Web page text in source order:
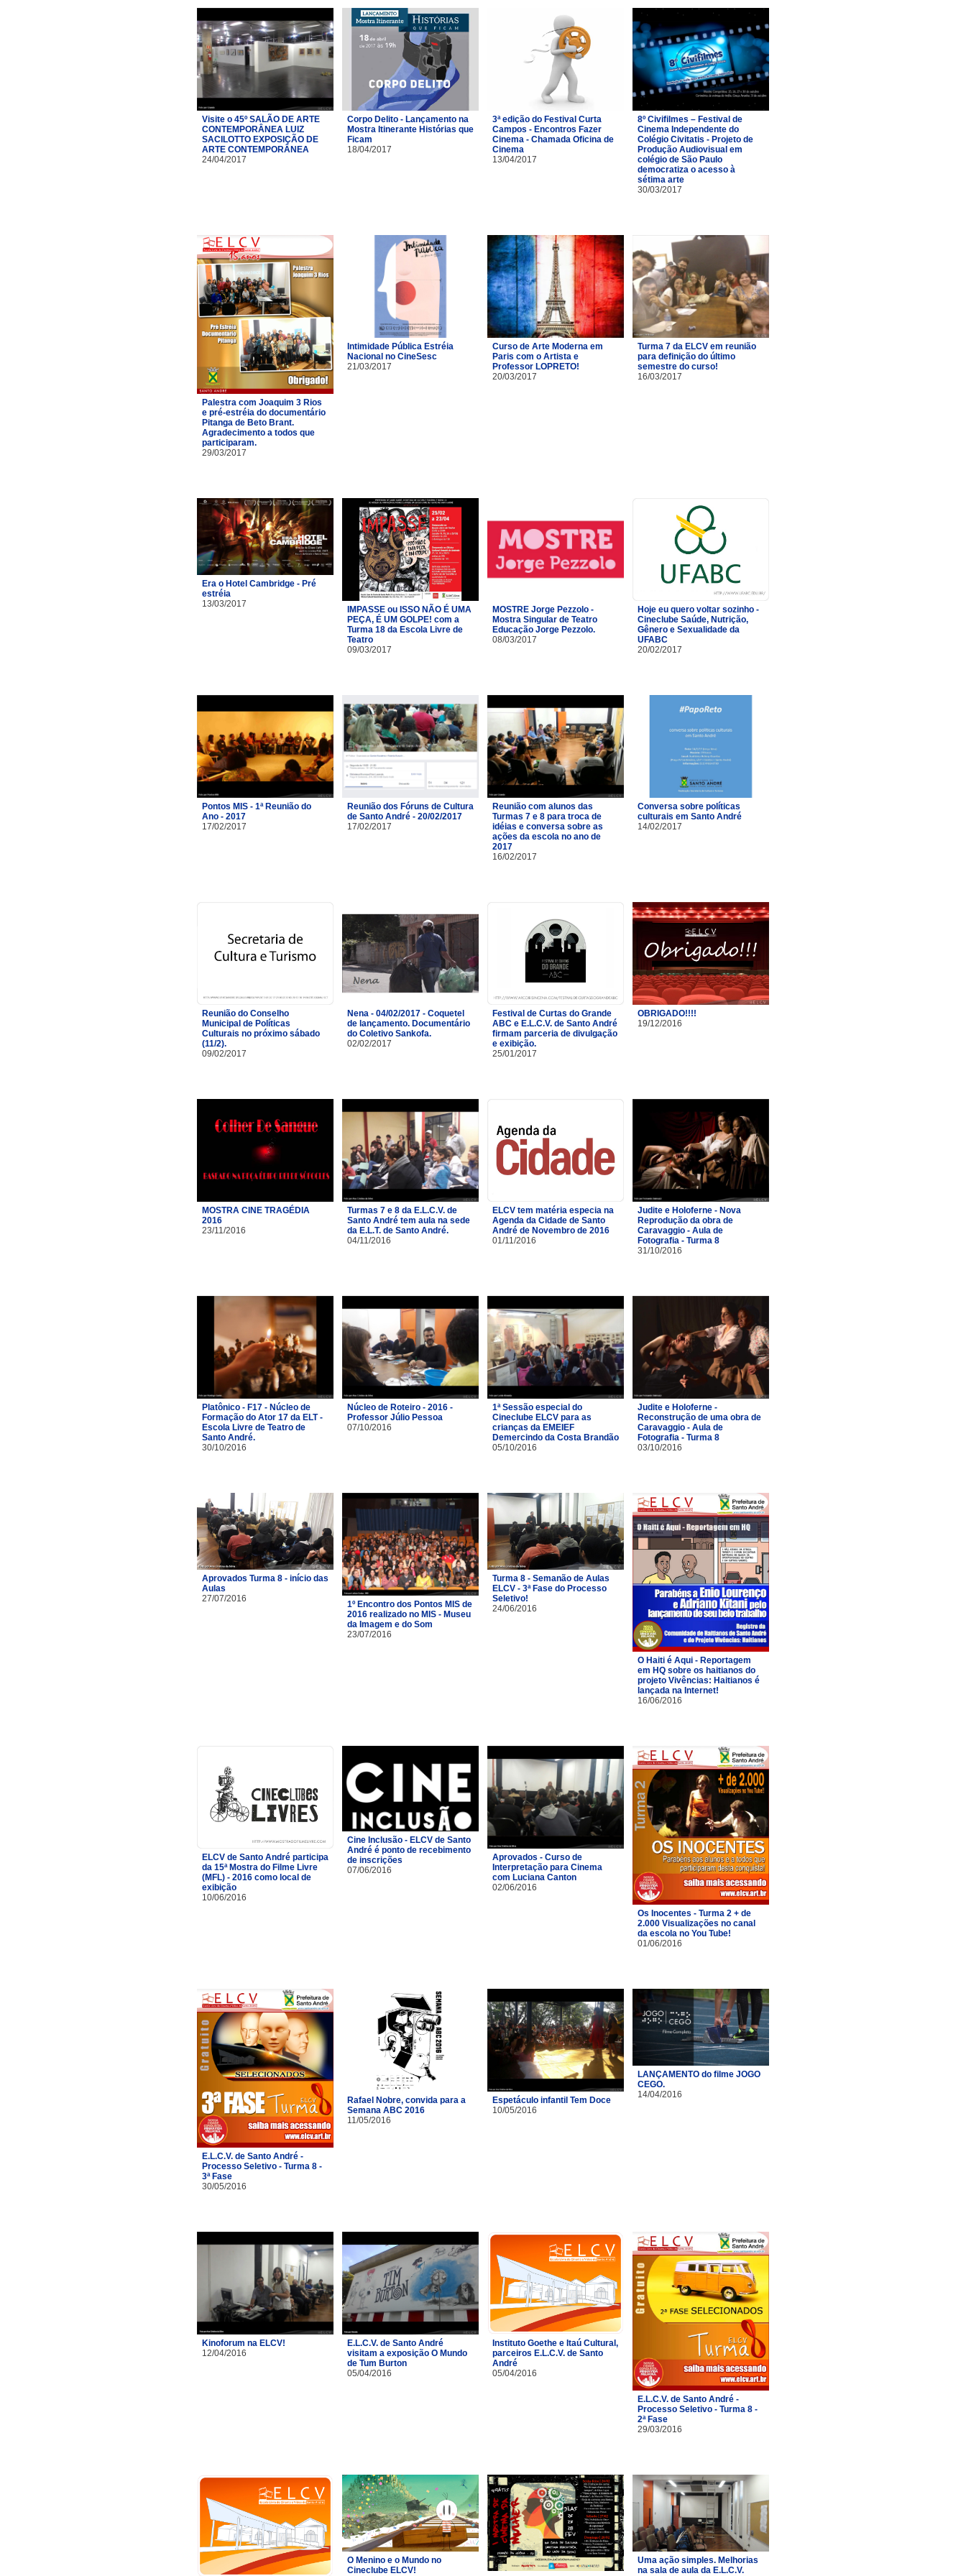
Visite o 45º SALÃO DE ARTE
CONTEMPORÂNEA LUIZ
SACILOTTO EXPOSIÇÃO DE
ARTE CONTEMPORÂNEA
24/04/2017
Corpo Delito - Lançamento na
Mostra Itinerante Histórias que
Ficam
18/04/2017
3ª edição do Festival Curta
Campos - Encontros Fazer
Cinema - Chamada Oficina de
Cinema
13/04/2017
8º Civifilmes – Festival de
Cinema Independente do
Colégio Civitatis - Projeto de
Produção Audiovisual em
colégio de São Paulo
democratiza o acesso à
sétima arte
30/03/2017
Palestra com Joaquim 3 Rios
e pré-estréia do documentário
Pitanga de Beto Brant.
Agradecimento a todos que
participaram.
29/03/2017
Intimidade Pública Estréia
Nacional no CineSesc
21/03/2017
Curso de Arte Moderna em
Paris com o Artista e
Professor LOPRETO!
20/03/2017
Turma 7 da ELCV em reunião
para definição do último
semestre do curso!
16/03/2017
Era o Hotel Cambridge - Pré
estréia
13/03/2017
IMPASSE ou ISSO NÃO É UMA
PEÇA, É UM GOLPE! com a
Turma 18 da Escola Livre de
Teatro​
09/03/2017
MOSTRE Jorge Pezzolo -
Mostra Singular de Teatro
Educação Jorge Pezzolo.
08/03/2017
Hoje eu quero voltar sozinho -
Cineclube Saúde, Nutrição,
Gênero e Sexualidade da
UFABC
20/02/2017
Pontos MIS - 1ª Reunião do
Ano - 2017
17/02/2017
Reunião dos Fóruns de Cultura
de Santo André - 20/02/2017
17/02/2017
Reunião com alunos das
Turmas 7 e 8 para troca de
idéias e conversa sobre as
ações da escola no ano de
2017
16/02/2017
Conversa sobre políticas
culturais em Santo André
14/02/2017
Reunião do Conselho
Municipal de Políticas
Culturais no próximo sábado
(11/2).
09/02/2017
Nena - 04/02/2017 - Coquetel
de lançamento. Documentário
do Coletivo Sankofa.
02/02/2017
Festival de Curtas do Grande
ABC e E.L.C.V. de Santo André
firmam parceria de divulgação
e exibição.
25/01/2017
OBRIGADO!!!!
19/12/2016
MOSTRA CINE TRAGÉDIA
2016
23/11/2016
Turmas 7 e 8 da E.L.C.V. de
Santo André tem aula na sede
da E.L.T. de Santo André.
04/11/2016
ELCV tem matéria especia na
Agenda da Cidade de Santo
André de Novembro de 2016
01/11/2016
Judite e Holoferne - Nova
Reprodução da obra de
Caravaggio - Aula de
Fotografia - Turma 8
31/10/2016
Platônico - F17 - Núcleo de
Formação do Ator 17 da ELT -
Escola Livre de Teatro de
Santo André.
30/10/2016
Núcleo de Roteiro - 2016 -
Professor Júlio Pessoa
07/10/2016
1ª Sessão especial do
Cineclube ELCV para as
crianças da EMEIEF
Demercindo da Costa Brandão
05/10/2016
Judite e Holoferne -
Reconstrução de uma obra de
Caravaggio - Aula de
Fotografia - Turma 8
03/10/2016
Aprovados Turma 8 - início das
Aulas
27/07/2016
1º Encontro dos Pontos MIS de
2016 realizado no MIS - Museu
da Imagem e do Som
23/07/2016
Turma 8 - Semanão de Aulas
ELCV - 3ª Fase do Processo
Seletivo!
24/06/2016
O Haiti é Aqui - Reportagem
em HQ sobre os haitianos do
projeto Vivências: Haitianos é
lançada na Internet!
16/06/2016
ELCV de Santo André participa
da 15ª Mostra do Filme Livre
(MFL) - 2016 como local de
exibição
10/06/2016
Cine Inclusão - ELCV de Santo
André é ponto de recebimento
de inscrições
07/06/2016
Aprovados - Curso de
Interpretação para Cinema
com Luciana Canton
02/06/2016
Os Inocentes - Turma 2 + de
2.000 Visualizações no canal
da escola no You Tube!
01/06/2016
E.L.C.V. de Santo André -
Processo Seletivo - Turma 8 -
3ª Fase
30/05/2016
Rafael Nobre, convida para a
Semana ABC 2016
11/05/2016
Espetáculo infantil Tem Doce
10/05/2016
LANÇAMENTO do filme JOGO
CEGO.
14/04/2016
Kinoforum na ELCV!
12/04/2016
E.L.C.V. de Santo André
visitam a exposição O Mundo
de Tum Burton
05/04/2016
Instituto Goethe e Itaú Cultural,
parceiros E.L.C.V. de Santo
André
05/04/2016
E.L.C.V. de Santo André -
Processo Seletivo - Turma 8 -
2ª Fase
29/03/2016
O Menino e o Mundo no
Cineclube ELCV!
Uma ação simples. Melhorias
na sala de aula da E.L.C.V.